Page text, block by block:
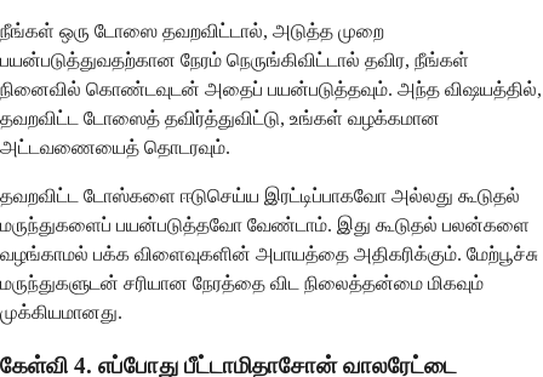
நீங்கள் ஒரு டோஸை தவறவிட்டால், அடுத்த முறை
பயன்படுத்துவதற்கான நேரம் நெருங்கிவிட்டால் தவிர, நீங்கள்
நினைவில் கொண்டவுடன் அதைப் பயன்படுத்தவும். அந்த விஷயத்தில்,
தவறவிட்ட டோஸைத் தவிர்த்துவிட்டு, உங்கள் வழக்கமான
அட்டவணையைத் தொடரவும்.
தவறவிட்ட டோஸ்களை ஈடுசெய்ய இரட்டிப்பாகவோ அல்லது கூடுதல்
மருந்துகளைப் பயன்படுத்தவோ வேண்டாம். இது கூடுதல் பலன்களை
வழங்காமல் பக்க விளைவுகளின் அபாயத்தை அதிகரிக்கும். மேற்பூச்சு
மருந்துகளுடன் சரியான நேரத்தை விட நிலைத்தன்மை மிகவும்
முக்கியமானது.
கேள்வி 4. எப்போது பீட்டாமிதாசோன் வாலரேட்டை